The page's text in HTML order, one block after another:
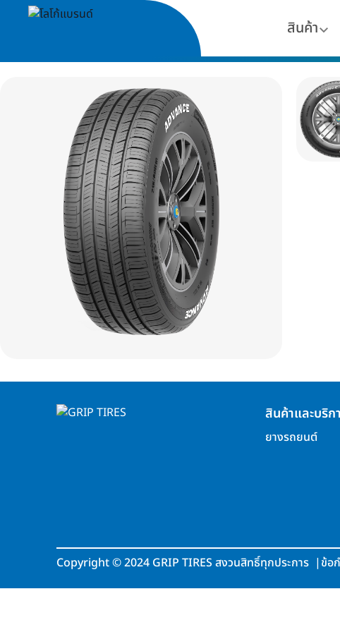
สินค้า
สินค้าและบริก
ยางรถยนต์
Copyright©2024 GRIP TIRES สงวนสิทธิ์ทุกประการ | ข้อ